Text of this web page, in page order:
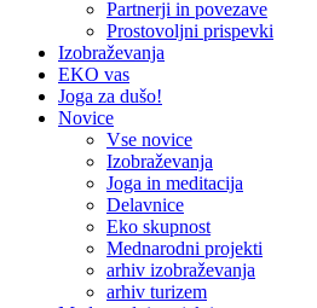
Partnerji in povezave
Prostovoljni prispevki
Izobraževanja
EKO vas
Joga za dušo!
Novice
Vse novice
Izobraževanja
Joga in meditacija
Delavnice
Eko skupnost
Mednarodni projekti
arhiv izobraževanja
arhiv turizem